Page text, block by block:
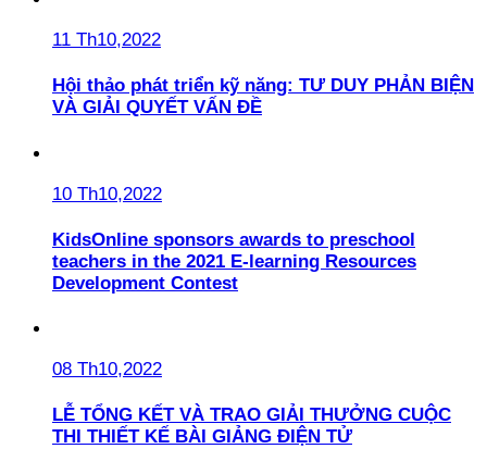
11 Th10,2022
Hội thảo phát triển kỹ năng: TƯ DUY PHẢN BIỆN
VÀ GIẢI QUYẾT VẤN ĐỀ
10 Th10,2022
KidsOnline sponsors awards to preschool
teachers in the 2021 E-learning Resources
Development Contest
08 Th10,2022
LỄ TỔNG KẾT VÀ TRAO GIẢI THƯỞNG CUỘC
THI THIẾT KẾ BÀI GIẢNG ĐIỆN TỬ